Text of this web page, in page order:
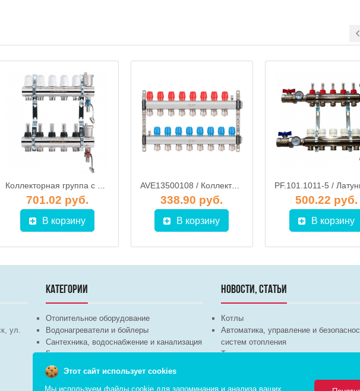
Коллекторная группа c расходомер.и воздухоотводч.в сборе 1"х3/4M PROFACTOR на 6 выходов
701.02 руб.
В корзину
AVE13500108 / Коллекторная группа AVE135, 8 вых. AV Engineering
338.90 руб.
В корзину
500.22 руб.
В корзину
ул.
КАТЕГОРИИ
Отопительное оборудование
Водонагреватели и бойлеры
Сантехника, водоснабжение и канализация
Бытовая техника
Вентиляционное оборудование
НОВОСТИ, СТАТЬИ
Котлы
Автоматика, управление и
систем отопления
Теплые полы
Этот сайт использует cookies
Мы используем файлы cookie для запоминания и анализа ваших